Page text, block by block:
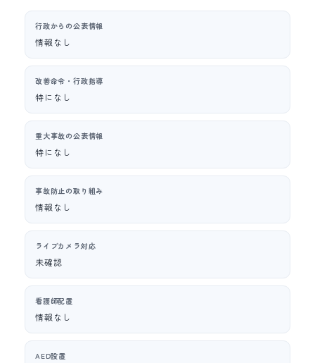
行政からの公表情報
情報なし
改善命令・行政指導
特になし
重大事故の公表情報
特になし
事故防止の取り組み
情報なし
ライブカメラ対応
未確認
看護師配置
情報なし
AED設置